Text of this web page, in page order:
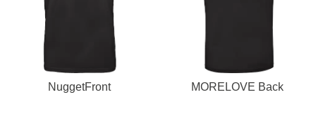
NuggetFront MORELOVE Back